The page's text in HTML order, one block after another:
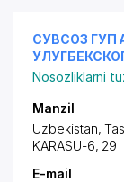
СУВСОЗ
Nosozliklarni
Manzil
Uzbekistan,
KARASU-6, 29
E-mail